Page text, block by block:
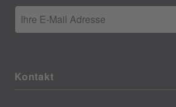
Ihre E-Mail Adresse
Kontakt